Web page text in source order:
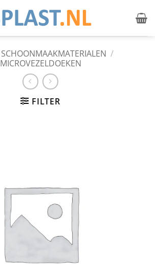
SCHOONMAAKMATERIALEN /
MICROVEZELDOEKEN
FILTER